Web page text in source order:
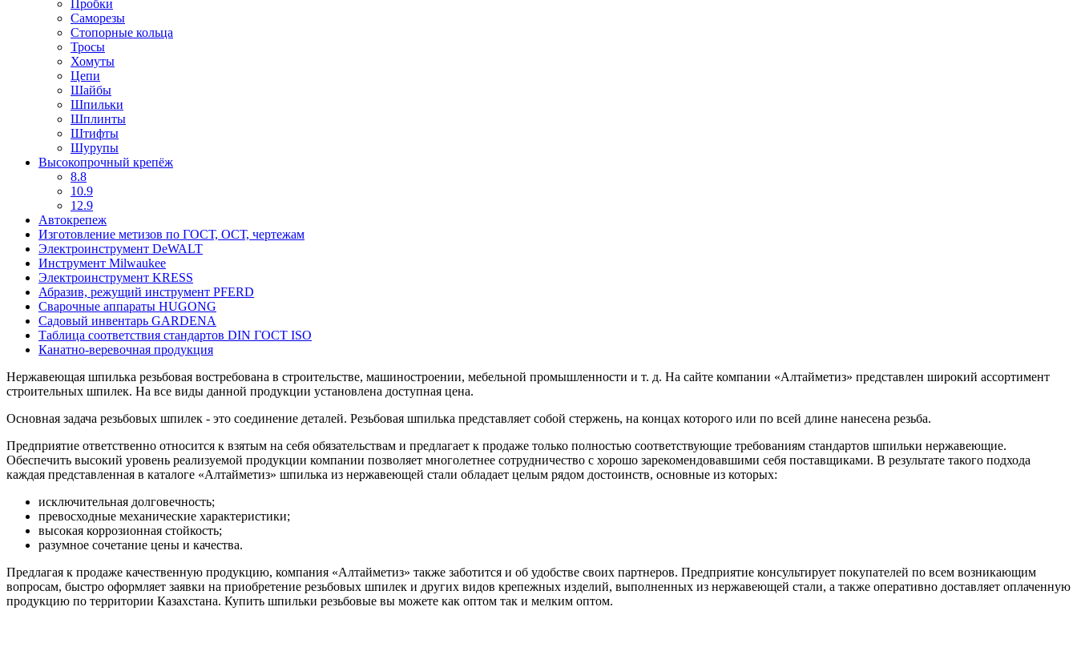
Пробки
Саморезы
Стопорные кольца
Тросы
Хомуты
Цепи
Шайбы
Шпильки
Шплинты
Штифты
Шурупы
Высокопрочный крепёж
8.8
10.9
12.9
Автокрепеж
Изготовление метизов по ГОСТ, ОСТ, чертежам
Электроинструмент DeWALT
Инструмент Milwaukee
Электроинструмент KRESS
Абразив, режущий инструмент PFERD
Сварочные аппараты HUGONG
Садовый инвентарь GARDENA
Таблица соответствия стандартов DIN ГОСТ ISO
Канатно-веревочная продукция
Нержавеющая шпилька резьбовая востребована в строительстве, машиностроении, мебельной промышленности и т. д. На сайте компании «Алтайметиз» представлен широкий ассортимент
строительных шпилек. На все виды данной продукции установлена доступная цена.
Основная задача резьбовых шпилек - это соединение деталей. Резьбовая шпилька представляет собой стержень, на концах которого или по всей длине нанесена резьба.
Предприятие ответственно относится к взятым на себя обязательствам и предлагает к продаже только полностью соответствующие требованиям стандартов шпильки нержавеющие.
Обеспечить высокий уровень реализуемой продукции компании позволяет многолетнее сотрудничество с хорошо зарекомендовавшими себя поставщиками. В результате такого подхода
каждая представленная в каталоге «Алтайметиз» шпилька из нержавеющей стали обладает целым рядом достоинств, основные из которых:
исключительная долговечность;
превосходные механические характеристики;
высокая коррозионная стойкость;
разумное сочетание цены и качества.
Предлагая к продаже качественную продукцию, компания «Алтайметиз» также заботится и об удобстве своих партнеров. Предприятие консультирует покупателей по всем возникающим
вопросам, быстро оформляет заявки на приобретение резьбовых шпилек и других видов крепежных изделий, выполненных из нержавеющей стали, а также оперативно доставляет оплаченную
продукцию по территории Казахстана. Купить шпильки резьбовые вы можете как оптом так и мелким оптом.